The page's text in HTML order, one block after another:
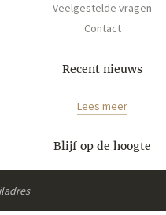
Veelgestelde vragen
Contact
Recent nieuws
Lees meer
Blijf op de hoogte